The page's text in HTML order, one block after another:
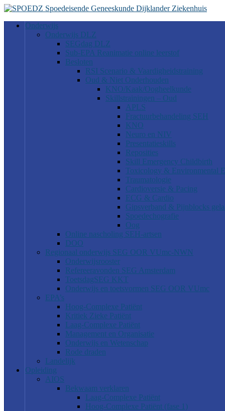
Onderwijs
Onderwijs DLZ
SEGdag DLZ
Sub-EPA Reanimatie online leerstof
Besloten
RSI Scenario & Vaardigheidstraining
Oud & Niet Onderhouden
KNO/Kaak/Oogheelkunde
Skillstrainingen – Oud
APLS
Fractuurbehandeling SEH
KNO
Neuro en NIV
Presentatieskills
Reposities
Skill Emergency Childbirth
Toxicology & Environmental
Traumatologie
Cardioversie & Pacing
ECG & Cardio
Gipsverband & Pijnblocks
Spoedechografie
Oog
Online nascholing SEH-artsen
DOO
Regionaal onderwijs SEG OOR VUmc-NWN
Onderwijsrooster
Refereeravonden SEG Amsterdam
ToetsdagSEG KKT
Onderwijs en toetsvormen SEG OOR VUmc
EPA’s
Hoog-Complexe Patiënt
Kritiek Zieke Patiënt
Laag-Complexe Patiënt
Management en Organisatie
Onderwijs en Wetenschap
Rode draden
Landelijk
Opleiding
AIOS
Bekwaam verklaren
Laag-Complexe Patiënt
Hoog-Complexe Patiënt (fase 1)